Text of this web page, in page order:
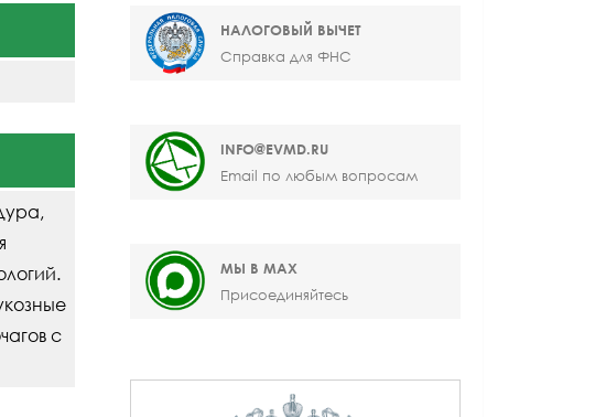
с
НАЛОГОВЫЙ ВЫЧЕТ
Справка для ФНС
INFO@EVMD.RU
Email по любым вопросам
МЫ В MAX
Присоединяйтесь